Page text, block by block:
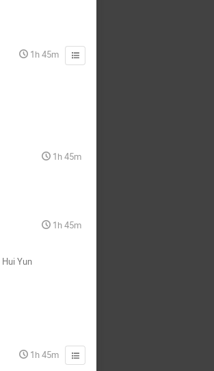
1h 45m
1h 45m
1h 45m
Hui Yun
1h 45m